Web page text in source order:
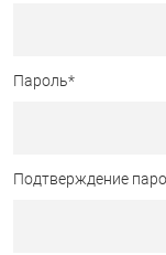
Пароль*
Подтверждение